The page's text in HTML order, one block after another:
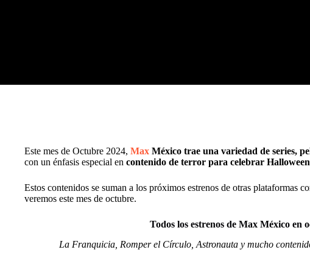
Este mes de Octubre 2024, Max México trae una variedad de series,
con un énfasis especial en contenido de terror para celebrar Halloween
Estos contenidos se suman a los próximos estrenos de otras plataformas
veremos este mes de octubre.
Todos los estrenos de Max México en
La Franquicia, Romper el Círculo, Astronauta y mucho